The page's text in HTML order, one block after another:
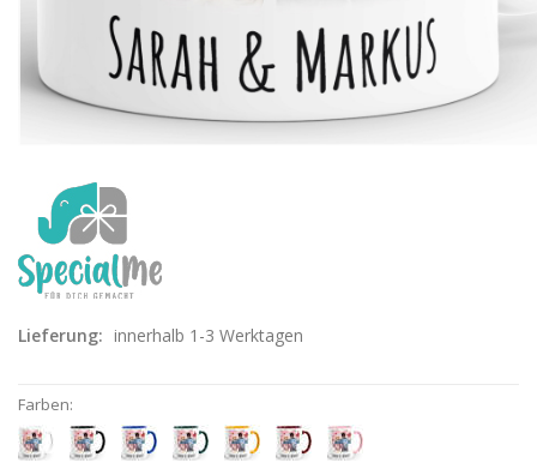
Lieferung: innerhalb 1-3 Werktagen
Farben: